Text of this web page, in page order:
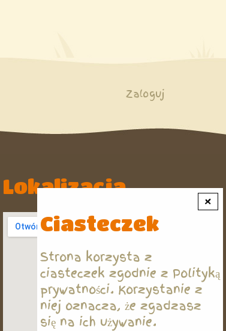
Zaloguj
Lokalizacja
×
Ciasteczek
Strona korzysta z
ciasteczek zgodnie z Polityką
prywatności. Korzystanie z
niej oznacza, że zgadzasz
się na ich używanie.